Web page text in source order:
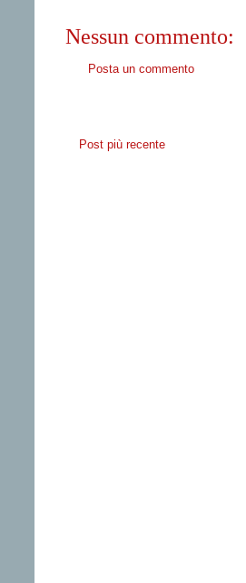
Nessun commento:
Posta un commento
Post più recente